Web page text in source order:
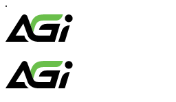
跳
至
主
容